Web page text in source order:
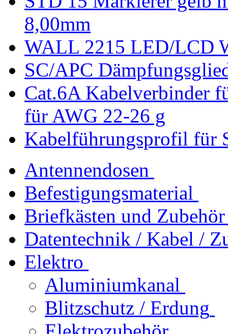
8,00mm
WALL 2215 LED/LCD
SC/APC
Cat.6A Kabelverbinder
für AWG 22-26 g
Kabelführungsprofil für
Antennendosen
Befestigungsmaterial
Briefkästen und Zubehör
Datentechnik / Kabel /
Elektro
Aluminiumkanal
Blitzschutz / Erdung